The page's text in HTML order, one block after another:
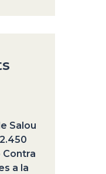
Salou
Contra
a la